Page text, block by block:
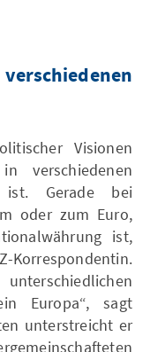
Visionen
verschiedenen
ist. Gerade bei
oder zum Euro,
ist,
Korrespondentin.
Europa“, sagt
unterstreicht er